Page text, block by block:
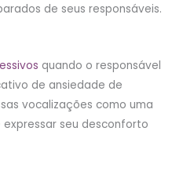
de seus responsáveis.
quando o responsável
de ansiedade de
vocalizações como uma
seu desconforto